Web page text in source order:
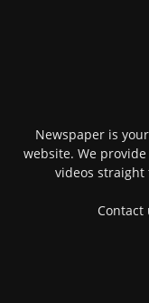
Newspaper is
website. We
videos
Contact